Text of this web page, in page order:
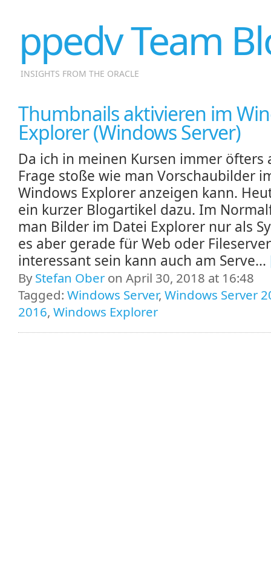
ppedv Team
INSIGHTS FROM THE ORACLE
Thumbnails aktivieren im
Explorer (Windows Server)
Da ich in meinen Kursen immer öfters
Frage stoße wie man Vorschaubilder
Windows Explorer anzeigen kann.
ein kurzer Blogartikel dazu. Im
man Bilder im Datei Explorer nur als
es aber gerade für Web oder Fileserver
interessant sein kann auch am Serve...
ByStefan Ober on April 30, 2018 at 16:48
Tagged: Windows Server, Windows Server
2016, Windows Explorer